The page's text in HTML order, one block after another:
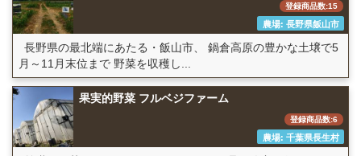
登録商品数:15
農場: 長野県飯山市
長野県の最北端にあたる・飯山市、 鍋倉高原の豊かな土壌で5
月～11月末位まで 野菜を収穫し...
果実的野菜 フルベジファーム
登録商品数:6
農場: 千葉県長生村